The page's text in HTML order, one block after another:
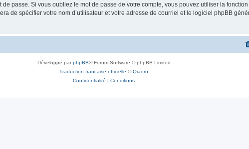
passe. Si vous oubliez le mot de passe de votre compte, vous pouvez utiliser la
de spécifier votre nom d’utilisateur et votre adresse de courriel et le logiciel phpBB
Développé parphpBB® Forum Software © phpBB Limited
Traduction française officielle ©Qiaeru
Confidentialité | Conditions